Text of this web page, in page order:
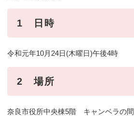
1 日時
令和元年10月24日(木曜日)午後4時
2 場所
奈良市役所中央棟5階 キャンベラの間